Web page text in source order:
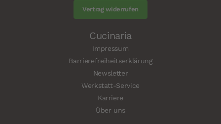
Vertrag widerrufen
Cucinaria
Impressum
Barrierefreiheitserklärung
Newsletter
Werkstatt-Service
Karriere
Über uns